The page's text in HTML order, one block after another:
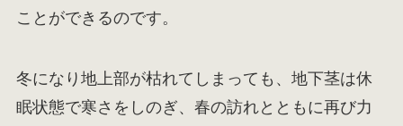
ことができるのです。
冬になり地上部が枯れてしまっても、地下茎は休
眠状態で寒さをしのぎ、春の訪れとともに再び力